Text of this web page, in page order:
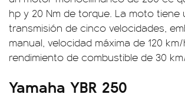
hp y 20 Nm de torque. La moto tiene
transmisión de cinco velocidades,
manual, velocidad máxima de 120
rendimiento de combustible de 30
Yamaha YBR 250